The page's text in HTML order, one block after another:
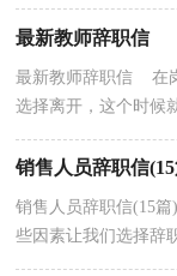
容?下面是小编为大
最新教师辞职信
最新教师辞职信 在
选择离开，这个时候
销售人员辞职信
销售人员辞职信(15
些因素让我们选择辞
写辞职信呢？以下是